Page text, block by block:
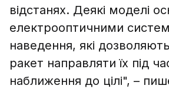
відстанях. Деякі моделі
електрооптичними
наведення, які
ракет направляти їх під
наближення до цілі", –